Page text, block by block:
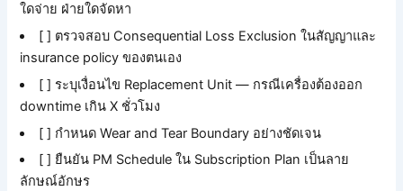
ใดจ่าย ฝ่ายใดจัดหา
[ ] ตรวจสอบ Consequential Loss Exclusion ในสัญญาและ
insurance policy ของตนเอง
[ ] ระบุเงื่อนไข Replacement Unit — กรณีเครื่องต้องออก
downtime เกิน X ชั่วโมง
[ ] กำหนด Wear and Tear Boundary อย่างชัดเจน
[ ] ยืนยัน PM Schedule ใน Subscription Plan เป็นลาย
ลักษณ์อักษร